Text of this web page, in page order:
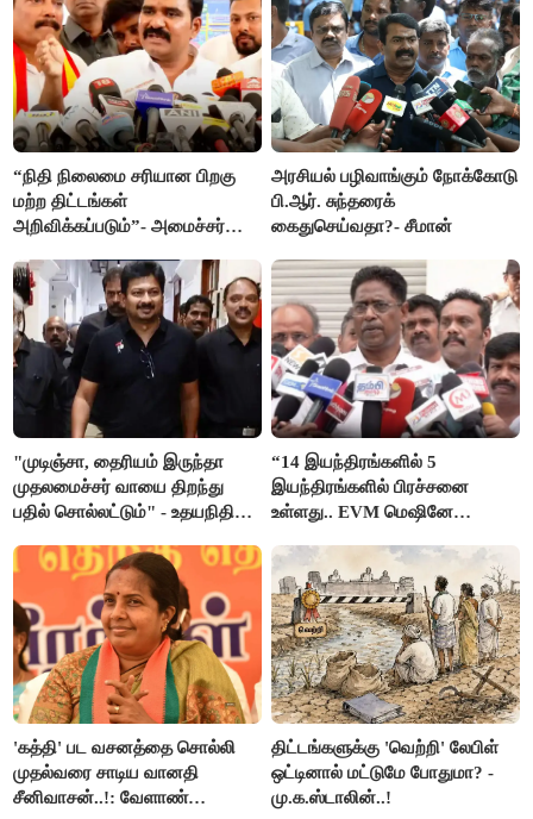
“நிதி நிலைமை சரியான பிறகு
மற்ற திட்டங்கள்
அறிவிக்கப்படும்”- அமைச்சர்
அரசியல் பழிவாங்கும் நோக்கோடு
பி.ஆர். சுந்தரைக்
கைதுசெய்வதா?- சீமான்
"முடிஞ்சா, தைரியம் இருந்தா
முதலமைச்சர் வாயை திறந்து
பதில் சொல்லட்டும்" - உதயநிதி
“14 இயந்திரங்களில் 5
இயந்திரங்களில் பிரச்சனை
உள்ளது.. EVM மெஷினே
இளங்கோ
'கத்தி' பட வசனத்தை சொல்லி
முதல்வரை சாடிய வானதி
சீனிவாசன்..!: வேளாண்
திட்டங்களுக்கு 'வெற்றி' லேபிள்
ஒட்டினால் மட்டுமே போதுமா? -
மு.க.ஸ்டாலின்..!